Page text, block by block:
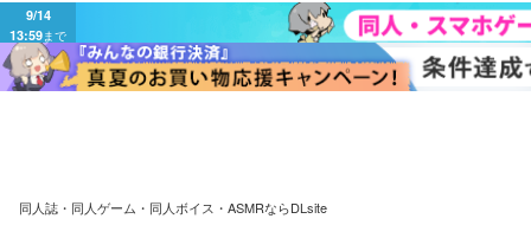
9/14
13:59まで
同人誌・同人ゲーム・同人ボイス・ASMRならDLsite